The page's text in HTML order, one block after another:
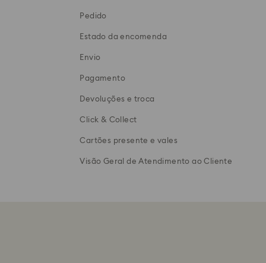
Pedido
Estado da encomenda
Envio
Pagamento
Devoluções e troca
Click & Collect
Cartões presente e vales
Visão Geral de Atendimento ao Cliente